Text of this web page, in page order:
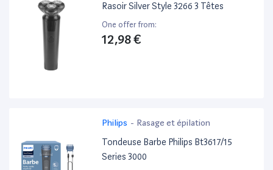
Rasoir Silver Style 3266 3 Têtes
One offer from:
12,98 €
Philips - Rasage et épilation
Tondeuse Barbe Philips Bt3617/15
Series 3000